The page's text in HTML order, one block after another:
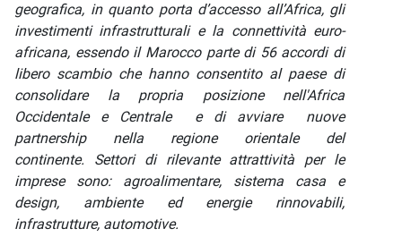
geografica, in quanto porta d’accesso all’Africa, gli
investimenti infrastrutturali e la connettività euro-
africana, essendo il Marocco parte di 56 accordi di
libero scambio che hanno consentito al paese di
consolidare la propria posizione nell'Africa
Occidentale e Centrale e di avviare nuove
partnership nella regione orientale del
continente. Settori di rilevante attrattività per le
imprese sono: agroalimentare, sistema casa e
design, ambiente ed energie rinnovabili,
infrastrutture, automotive.